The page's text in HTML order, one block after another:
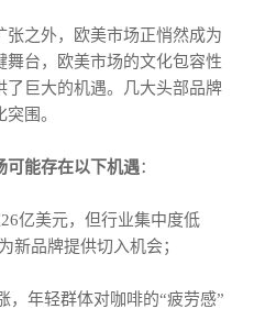
张之外，欧美市场正悄然成为
台，欧美市场的文化包容性
了巨大的机遇。几大头部品牌
围。
可能存在以下机遇：
亿美元，但行业集中度低
新品牌提供切入机会；
，年轻群体对咖啡的“疲劳感”